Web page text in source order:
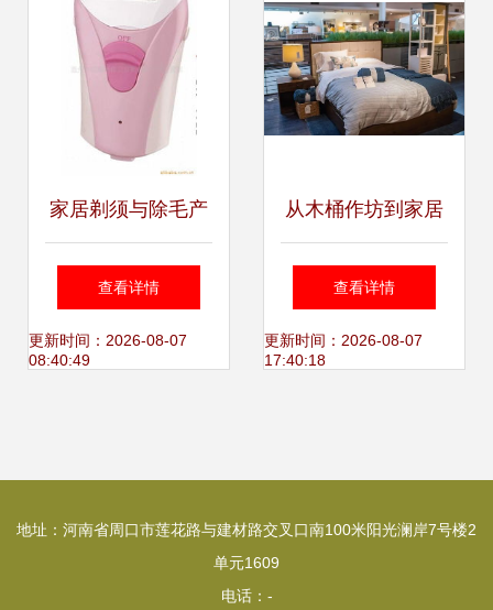
家居剃须与除毛产
品指南 高效护理必
备列表
查看详情
更新时间：2026-08-07
08:40:49
从木桶作坊到家居
帝国 Crate &
Barrel为何能俘获
查看详情
更新时间：2026-08-07
17:40:18
地址：河南省周口市莲花路与建材路交叉口南100米阳光澜岸7号楼2
单元1609
电话：-